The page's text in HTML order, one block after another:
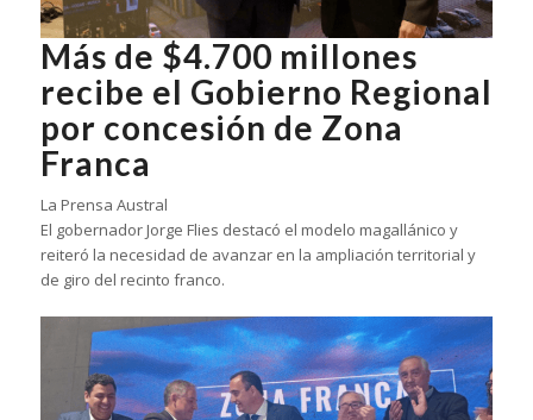
Más de $4.700 millones
recibe el Gobierno Regional
por concesión de Zona
Franca
La Prensa Austral
El gobernador Jorge Flies destacó el modelo magallánico y
reiteró la necesidad de avanzar en la ampliación territorial y
de giro del recinto franco.